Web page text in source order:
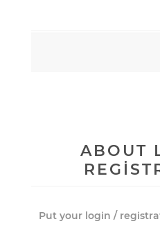
ABOUT
Put your login /